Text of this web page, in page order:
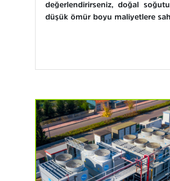
değerlendirirseniz, doğal
düşük ömür boyu maliyetlere